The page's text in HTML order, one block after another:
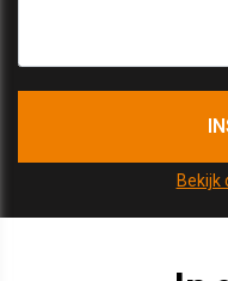
Bekijk